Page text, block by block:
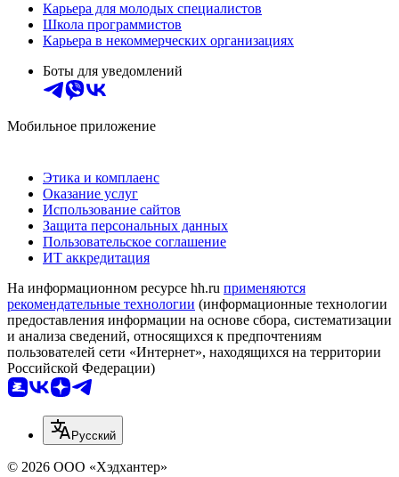
Карьера для молодых специалистов
Школа программистов
Карьера в некоммерческих организациях
Боты для уведомлений
Мобильное приложение
Этика и комплаенс
Оказание услуг
Использование сайтов
Защита персональных данных
Пользовательское соглашение
ИТ аккредитация
На информационном ресурсе hh.ru применяются
рекомендательные технологии (информационные технологии
предоставления информации на основе сбора, систематизации
и анализа сведений, относящихся к предпочтениям
пользователей сети «Интернет», находящихся на территории
Российской Федерации)
Русский
© 2026 ООО «Хэдхантер»